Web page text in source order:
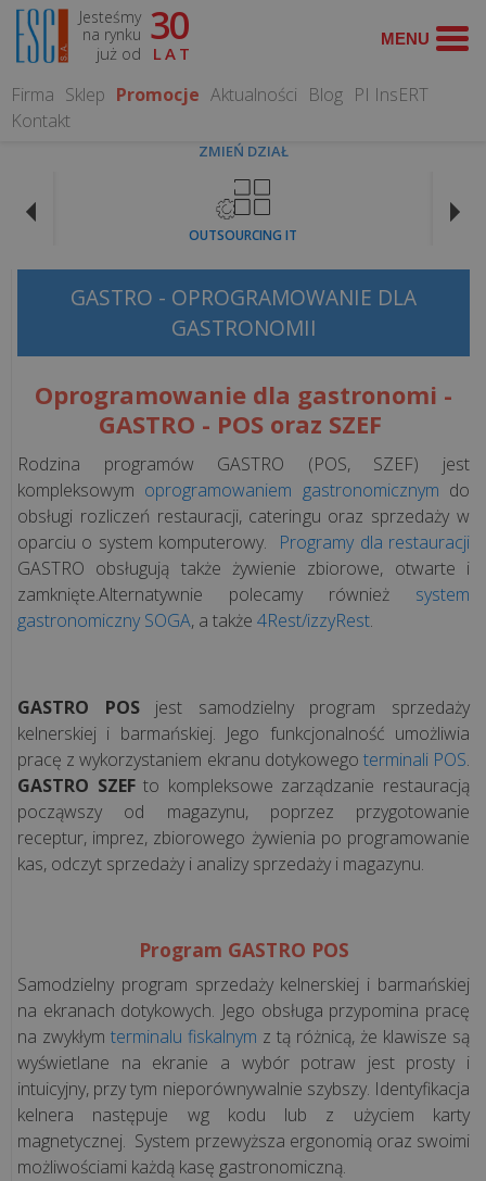
Jesteśmy
na rynku
już od
30
LAT
Firma Sklep Promocje Aktualności Blog PI InsERT
Kontakt
ZMIEŃ DZIAŁ
OUTSOURCING IT
WYSZUKAJ
dla
gastronomii
dla
Systemy
sprzedaży
Programy
księgowe
płacowe
System
ERP
CRM
Jednolity
Plik
Kontrolny
ROZWIĄZANIA
GASTRO - OPROGRAMOWANIE DLA
GASTRONOMII
Oprogramowanie dla gastronomi -
GASTRO - POS oraz SZEF
Rodzina programów GASTRO (POS, SZEF) jest
kompleksowym oprogramowaniem gastronomicznym do
obsługi rozliczeń restauracji, cateringu oraz sprzedaży w
oparciu o system komputerowy. Programy dla restauracji
GASTRO obsługują także żywienie zbiorowe, otwarte i
zamknięte.Alternatywnie polecamy również system
gastronomiczny SOGA, a także 4Rest/izzyRest.
GASTRO POSjest samodzielny program sprzedaży
kelnerskiej i barmańskiej. Jego funkcjonalność umożliwia
pracę z wykorzystaniem ekranu dotykowego terminali POS.
GASTRO SZEFto kompleksowe zarządzanie restauracją
począwszy od magazynu, poprzez przygotowanie
receptur, imprez, zbiorowego żywienia po programowanie
kas, odczyt sprzedaży i analizy sprzedaży i magazynu.
Program GASTRO POS
Samodzielny program sprzedaży kelnerskiej i barmańskiej
na ekranach dotykowych. Jego obsługa przypomina pracę
na zwykłym terminalu fiskalnym z tą różnicą, że klawisze są
wyświetlane na ekranie a wybór potraw jest prosty i
intuicyjny, przy tym nieporównywalnie szybszy. Identyfikacja
kelnera następuje wg kodu lub z użyciem karty
magnetycznej. System przewyższa ergonomią oraz swoimi
możliwościami każdą kasę gastronomiczną.